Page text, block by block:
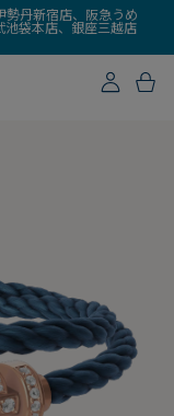
丹新宿店、阪急うめ
池袋本店、銀座三越店